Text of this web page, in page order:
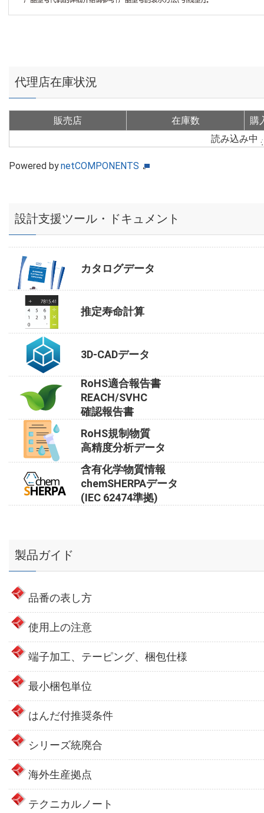
代理店在庫状況
販売店 在庫数
購
読み込み中
Powered bynetCOMPONENTS
設計支援ツール・ドキュメント
カタログデータ
推定寿命計算
3D-CADデータ
RoHS適合報告書
REACH/SVHC
確認報告書
RoHS規制物質
高精度分析データ
含有化学物質情報
chemSHERPAデータ
(IEC 62474準拠)
製品ガイド
品番の表し方
使用上の注意
端子加工、テーピング、梱包仕様
最小梱包単位
はんだ付推奨条件
シリーズ統廃合
海外生産拠点
テクニカルノート